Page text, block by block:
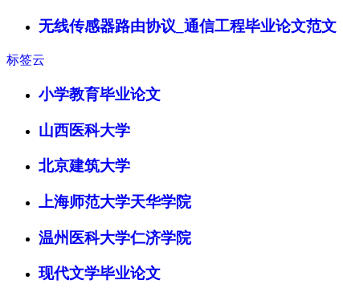
无线传感器路由协议_通信工程毕业论文范文
标签云
小学教育毕业论文
山西医科大学
北京建筑大学
上海师范大学天华学院
温州医科大学仁济学院
现代文学毕业论文